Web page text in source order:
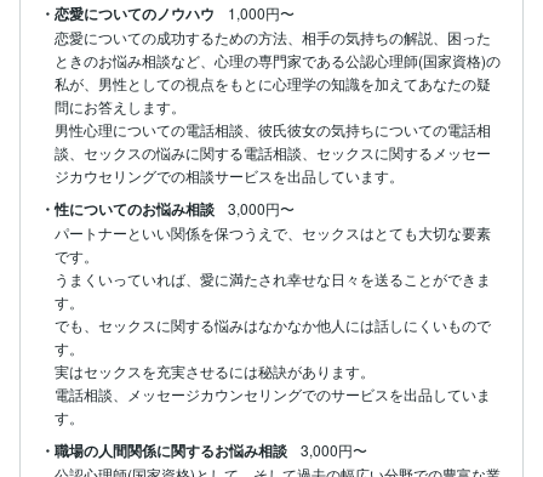
・恋愛についてのノウハウ
1,000円〜
恋愛についての成功するための方法、相手の気持ちの解説、困った
ときのお悩み相談など、心理の専門家である公認心理師(国家資格)の
私が、男性としての視点をもとに心理学の知識を加えてあなたの疑
問にお答えします。
男性心理についての電話相談、彼氏彼女の気持ちについての電話相
談、セックスの悩みに関する電話相談、セックスに関するメッセー
ジカウセリングでの相談サービスを出品しています。
・性についてのお悩み相談
3,000円〜
パートナーといい関係を保つうえで、セックスはとても大切な要素
です。
うまくいっていれば、愛に満たされ幸せな日々を送ることができま
す。
でも、セックスに関する悩みはなかなか他人には話しにくいもので
す。
実はセックスを充実させるには秘訣があります。
電話相談、メッセージカウンセリングでのサービスを出品していま
す。
・職場の人間関係に関するお悩み相談
3,000円〜